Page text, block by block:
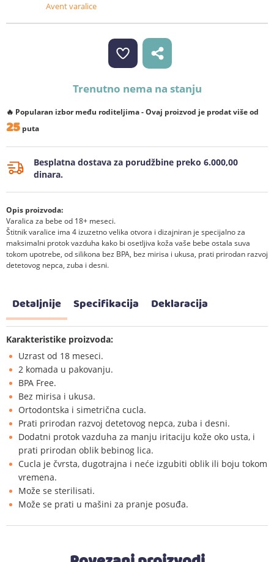
Avent varalice
Trenutno nema na stanju
🔥 Popularan izbor među roditeljima - Ovaj proizvod je prodat više od
25 puta
Besplatna dostava za porudžbine preko 6.000,00
dinara.
Opis proizvoda:
Varalica za bebe od 18+ meseci.
Štitnik varalice ima 4 izuzetno velika otvora i dizajniran je specijalno za
maksimalni protok vazduha kako bi osetljiva koža vaše bebe ostala suva
tokom upotrebe, od silikona bez BPA, bez mirisa i ukusa, prati prirodan razvoj
detetovog nepca, zuba i desni.
Detaljnije Specifikacija Deklaracija
Karakteristike proizvoda:
Uzrast od 18 meseci.
2 komada u pakovanju.
BPA Free.
Bez mirisa i ukusa.
Ortodontska i simetrična cucla.
Prati prirodan razvoj detetovog nepca, zuba i desni.
Dodatni protok vazduha za manju iritaciju kože oko usta, i
prati prirodan oblik bebinog lica.
Cucla je čvrsta, dugotrajna i neće izgubiti oblik ili boju tokom
vremena.
Može se sterilisati.
Može se prati u mašini za pranje posuđa.